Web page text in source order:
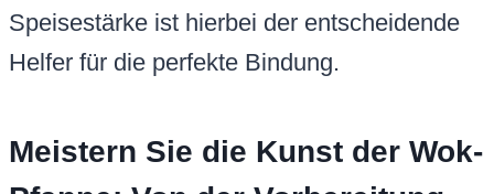
Speisestärke ist hierbei der entscheidende
Helfer für die perfekte Bindung.
Meistern Sie die Kunst der Wok-